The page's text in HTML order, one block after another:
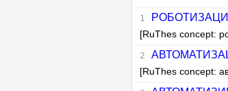
[RuThes concept:
[RuThes concept: